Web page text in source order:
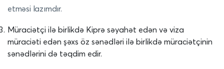
etməsi lazımdır.
Müraciətçi ilə birlikdə Kiprə səyahət edən və viza
müraciəti edən şəxs öz sənədləri ilə birlikdə müraciətçinin
sənədlərini də təqdim edir.